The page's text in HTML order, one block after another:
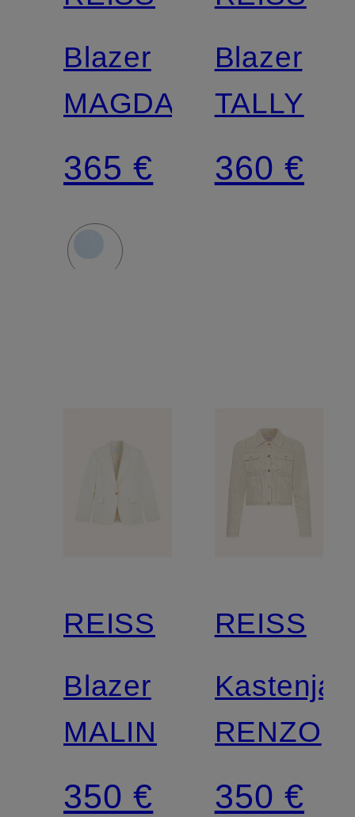
Blazer
MAGDA
365 €
Blazer
TALLY
360 €
REISS
Blazer
MALIN
350 €
REISS
RENZO
350 €